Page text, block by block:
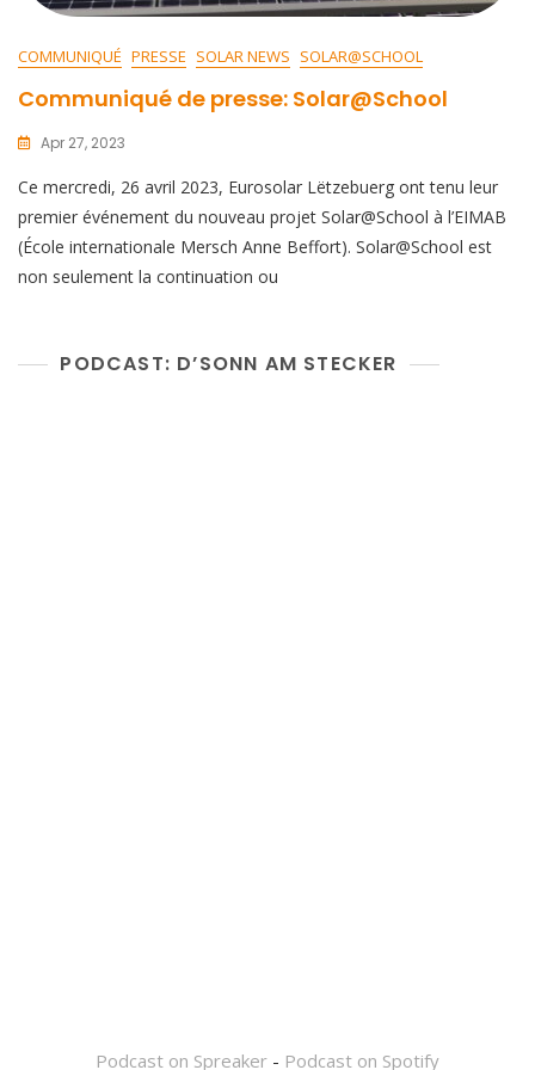
COMMUNIQUÉ PRESSE SOLAR NEWS SOLAR@SCHOOL
Communiqué de presse: Solar@School
Apr 27, 2023
Ce mercredi, 26 avril 2023, Eurosolar Lëtzebuerg ont tenu leur
premier événement du nouveau projet Solar@School à l’EIMAB
(École internationale Mersch Anne Beffort). Solar@School est
non seulement la continuation ou
PODCAST: D’SONN AM STECKER
Podcast on Spreaker - Podcast on Spotify